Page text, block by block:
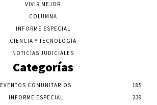
VIVIR MEJOR
COLUMNA
INFORME ESPECIAL
CIENCIA Y TECNOLOGÍA
NOTICIAS JUDICIALES
Categorías
EVENTOS COMUNITARIOS
185
INFORME ESPECIAL
239